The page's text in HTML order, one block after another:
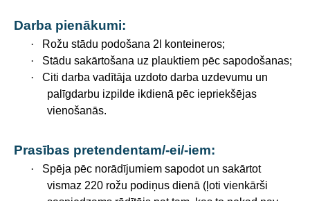
Darba pienākumi:
·
Rožu stādu podošana 2l konteineros;
·
Stādu sakārtošana uz plauktiem pēc sapodošanas;
·
Citi darba vadītāja uzdoto darba uzdevumu un
palīgdarbu izpilde ikdienā pēc iepriekšējas
vienošanās.
Prasības pretendentam/-ei/-iem:
·
Spēja pēc norādījumiem sapodot un sakārtot
vismaz 220 rožu podiņus dienā (ļoti vienkārši